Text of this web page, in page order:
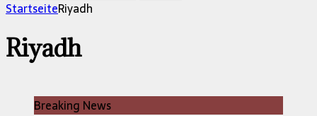
nach:
StartseiteRiyadh
Riyadh
Breaking News